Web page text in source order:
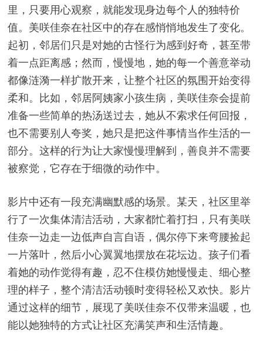
里，只要用心观察，就能发现身边每个人的独特价
值。美咲佳奈在社区中的存在感悄悄地发生了变化。
起初，邻居们只是对她的古怪行为感到好奇，甚至带
着一点距离感；然而，慢慢地，她的每一个善意举动
都像涟漪一样扩散开来，让整个社区的氛围开始变得
柔和。比如，邻居阿姨家小孩生病，美咲佳奈会提前
准备一些简单的热汤送过去，她从不索求任何回报，
也不需要别人夸奖，她只是把这件事情当作生活的一
部分。这样的行为让大家慢慢理解到，善良并不需要
被察觉，它存在于细微的动作中。
影片中还有一段充满幽默感的场景。某天，社区里举
行了一次集体清洁活动，大家都忙着打扫，只有美咲
佳奈一边走一边低声自言自语，偶尔停下来弯腰捡起
一片落叶，然后小心翼翼地摆放在花坛边。孩子们看
着她的动作觉得有趣，忍不住模仿她慢慢走、细心整
理的样子，整个清洁活动顿时变得轻松又欢快。影片
通过这样的细节，展现了美咲佳奈不仅带来温暖，也
能以她独特的方式让社区充满笑声和生活情趣。